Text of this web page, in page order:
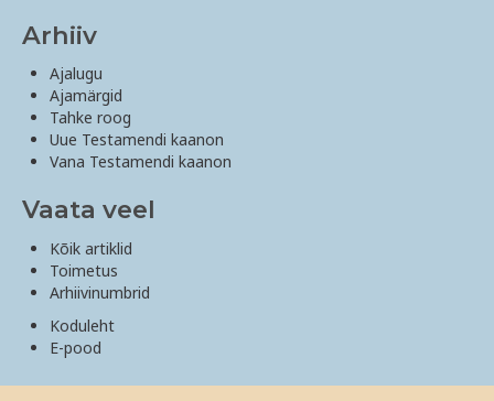
Arhiiv
Ajalugu
Ajamärgid
Tahke roog
Uue Testamendi kaanon
Vana Testamendi kaanon
Vaata veel
Kõik artiklid
Toimetus
Arhiivinumbrid
Koduleht
E-pood